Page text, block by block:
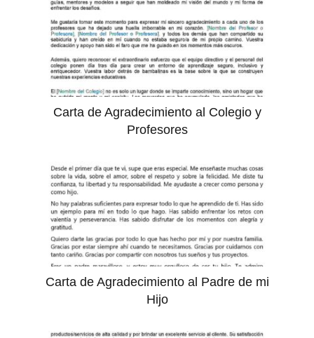
Carta de Agradecimiento al Colegio y
Profesores
Carta de Agradecimiento al Padre de mi
Hijo